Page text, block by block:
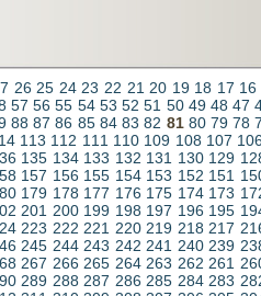
16
17
18
19
20
21
22
23
24
25
26
47
48
49
50
51
52
53
54
55
56
57
78
79
80
81
82
83
84
85
86
87
88
106
107
108
109
110
111
112
113
129
130
131
132
133
134
135
151
152
153
154
155
156
157
173
174
175
176
177
178
179
195
196
197
198
199
200
201
217
218
219
220
221
222
223
239
240
241
242
243
244
245
261
262
263
264
265
266
267
283
284
285
286
287
288
289